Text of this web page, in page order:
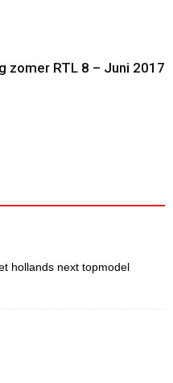
zomer RTL 8 – Juni 2017
hollands next topmodel